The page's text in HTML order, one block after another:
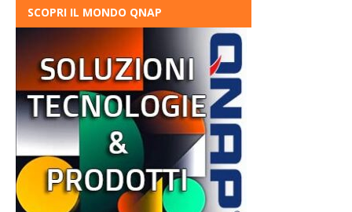
SCOPRI IL MONDO QNAP